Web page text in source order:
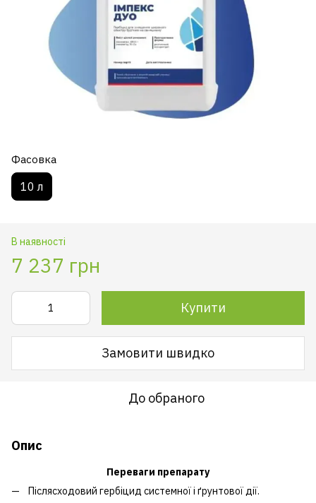
Фасовка
10 л
В наявності
7 237 грн
Купити
Замовити швидко
До обраного
Опис
Переваги препарату
Післясходовий гербіцид системної і ґрунтової дії.